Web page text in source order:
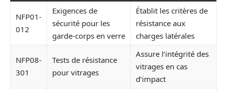
NFP01-
012
Exigences de
sécurité pour les
garde-corps en verre
Établit les critères de
résistance aux
charges latérales
NFP08-
301
Tests de résistance
pour vitrages
Assure l’intégrité des
vitrages en cas
d’impact